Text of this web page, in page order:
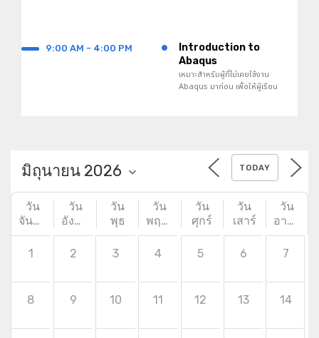
9:00 AM - 4:00 PM •
Introduction to
Abaqus
เหมาะสำหรับผู้ที่ไม่เคยใช้งาน
Abaqus มาก่อน เพื่อให้ผู้เรียน
TODAY
วัน
จันทร์
วัน
อังคาร
วัน
พุธ
วัน
พฤหัสบดี
วัน
ศุกร์
วัน
เสาร์
วัน
อาทิตย์
1 2 3 4 5 6 7
8 9 10 11 12 13 14